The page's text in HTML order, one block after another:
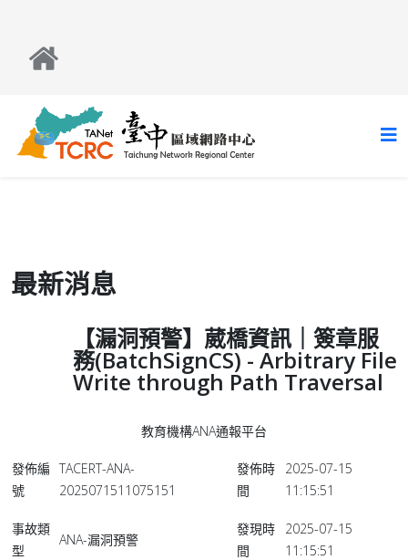
最新消息
【漏洞預警】葳橋資訊｜簽章服
務(BatchSignCS) - Arbitrary File
Write through Path Traversal
教育機構ANA通報平台
發佈編
號
TACERT-ANA-
2025071511075151
發佈時
間
2025-07-15
11:15:51
事故類
型
ANA-漏洞預警
發現時
間
2025-07-15
11:15:51